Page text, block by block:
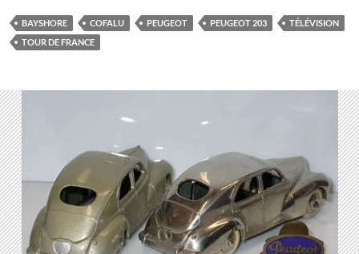
BAYSHORE COFALU PEUGEOT PEUGEOT 203
TÉLÉVISION
TOUR DE FRANCE